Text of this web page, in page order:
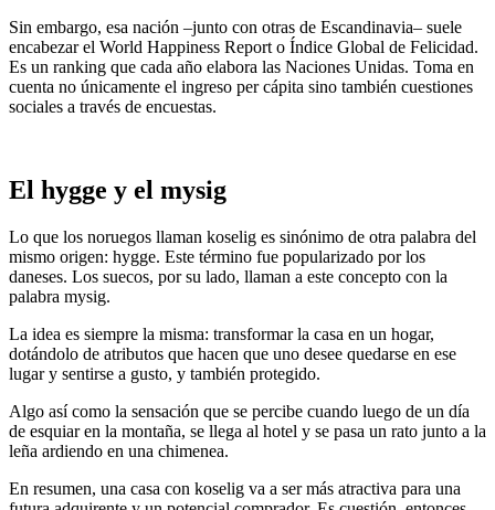
Sin embargo, esa nación –junto con otras de Escandinavia– suele
encabezar el World Happiness Report o Índice Global de Felicidad.
Es un ranking que cada año elabora las Naciones Unidas. Toma en
cuenta no únicamente el ingreso per cápita sino también cuestiones
sociales a través de encuestas.
El hygge y el mysig
Lo que los noruegos llaman koselig es sinónimo de otra palabra del
mismo origen: hygge. Este término fue popularizado por los
daneses. Los suecos, por su lado, llaman a este concepto con la
palabra mysig.
La idea es siempre la misma: transformar la casa en un hogar,
dotándolo de atributos que hacen que uno desee quedarse en ese
lugar y sentirse a gusto, y también protegido.
Algo así como la sensación que se percibe cuando luego de un día
de esquiar en la montaña, se llega al hotel y se pasa un rato junto a la
leña ardiendo en una chimenea.
En resumen, una casa con koselig va a ser más atractiva para una